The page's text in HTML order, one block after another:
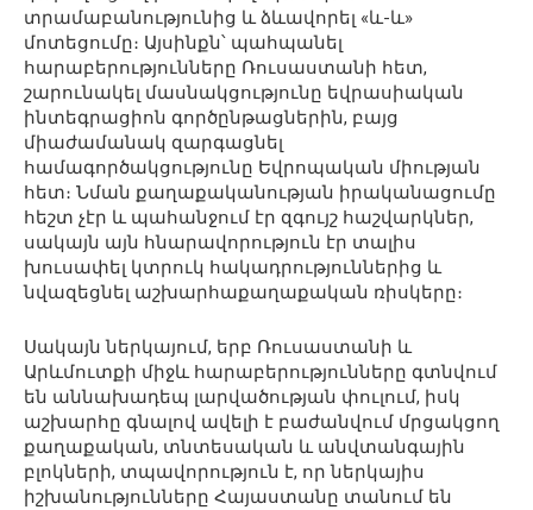
տրամաբանությունից և ձևավորել «և-և»
մոտեցումը։ Այսինքն՝ պահպանել
հարաբերությունները Ռուսաստանի հետ,
շարունակել մասնակցությունը եվրասիական
ինտեգրացիոն գործընթացներին, բայց
միաժամանակ զարգացնել
համագործակցությունը Եվրոպական միության
հետ։ Նման քաղաքականության իրականացումը
հեշտ չէր և պահանջում էր զգույշ հաշվարկներ,
սակայն այն հնարավորություն էր տալիս
խուսափել կտրուկ հակադրություններից և
նվազեցնել աշխարհաքաղաքական ռիսկերը։
Սակայն ներկայում, երբ Ռուսաստանի և
Արևմուտքի միջև հարաբերությունները գտնվում
են աննախադեպ լարվածության փուլում, իսկ
աշխարհը գնալով ավելի է բաժանվում մրցակցող
քաղաքական, տնտեսական և անվտանգային
բլոկների, տպավորություն է, որ ներկայիս
իշխանությունները Հայաստանը տանում են